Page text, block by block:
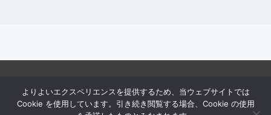
よりよいエクスペリエンスを提供するため、当ウェブサイトでは
Cookie を使用しています。引き続き閲覧する場合、Cookie の使用